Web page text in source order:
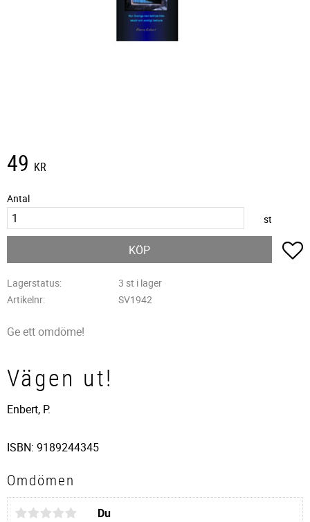
49 KR
Antal
st
KÖP
Lagerstatus
3 st i lager
Artikelnr
SV1942
Ge ett omdöme!
Vägen ut!
Enbert, P.
ISBN: 9189244345
Omdömen
Du